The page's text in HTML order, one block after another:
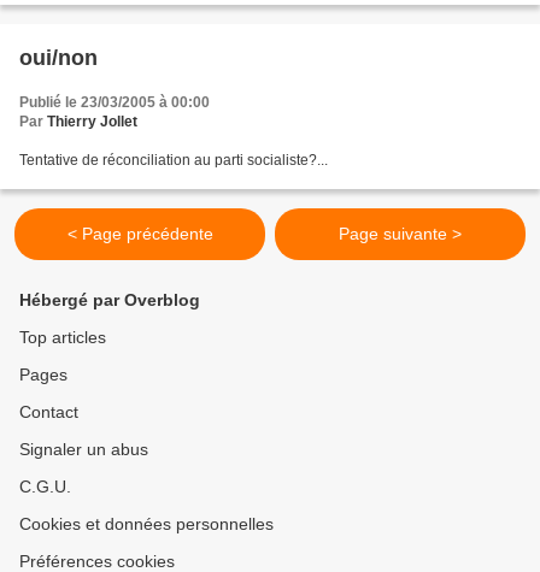
oui/non
Publié le 23/03/2005 à 00:00
Par Thierry Jollet
Tentative de réconciliation au parti socialiste?...
< Page précédente Page suivante >
Hébergé par Overblog
Top articles
Pages
Contact
Signaler un abus
C.G.U.
Cookies et données personnelles
Préférences cookies